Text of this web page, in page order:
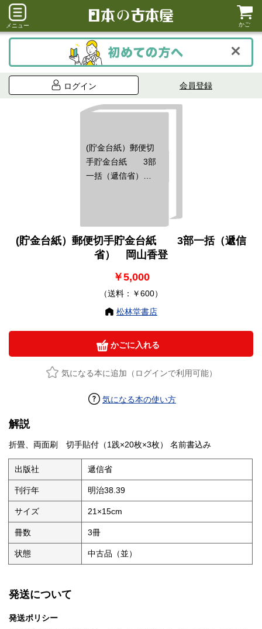
メニュー かご
ログイン 会員登録
(貯金台紙）郵便切
手貯金台紙 3部
一括（遞信省）
(貯金台紙）郵便切手貯金台紙 3部一括（遞信
省） 岡山香登
￥5,000
（送料：￥600）
松林堂書店
かごに入れる
気になる本に追加（ログインで利用可能）
気になる本の使い方
解説
折畳、両面刷 切手貼付（1践×20枚×3枚） 名前書込み
出版社 遞信省
刊行年 明治38.39
サイズ 21×15cm
冊数 3冊
状態 中古品（並）
発送について
発送ポリシー